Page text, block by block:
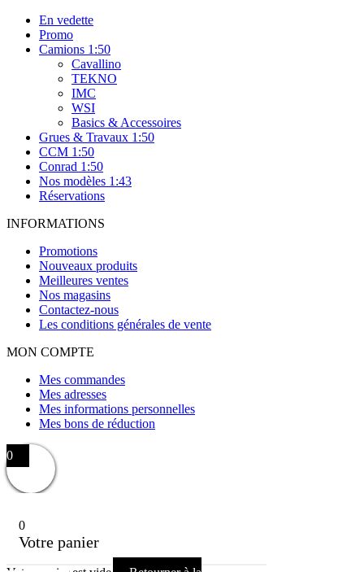
En vedette
Promo
Camions 1:50
Cavallino
TEKNO
IMC
WSI
Basics & Accessoires
Grues & Travaux 1:50
CCM 1:50
Conrad 1:50
Nos modèles 1:43
Réservations
INFORMATIONS
Promotions
Nouveaux produits
Meilleures ventes
Nos magasins
Contactez-nous
Les conditions générales de vente
MON COMPTE
Mes commandes
Mes adresses
Mes informations personnelles
Mes bons de réduction
0
0
Votre panier